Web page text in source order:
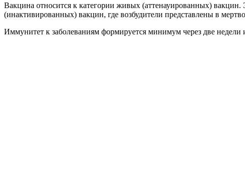
Вакцина относится к категории живых (аттенауированных)
(инактивированных) вакцин, где возбудители представлены в
Иммунитет к заболеваниям формируется минимум через две недели